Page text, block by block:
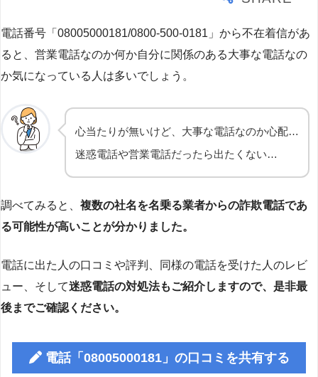
電話番号「08005000181/0800-500-0181」から不在着信があ
ると、営業電話なのか何か自分に関係のある大事な電話なの
か気になっている人は多いでしょう。
心当たりが無いけど、大事な電話なのか心配…
迷惑電話や営業電話だったら出たくない…
調べてみると、 複数の社名を名乗る業者からの詐欺電話であ
る可能性が高いことが分かりました。
電話に出た人の口コミや評判、同様の電話を受けた人のレビ
ュー、そして迷惑電話の対処法もご紹介しますので、是非最
後までご確認ください。
電話「08005000181」の口コミを共有する